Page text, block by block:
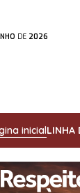
DE 2026
inicialLINHA